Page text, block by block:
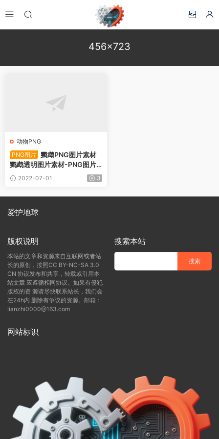
456×723
动物PNG
PNG图片 鹦鹉PNG图片素材
鹦鹉透明图片素材-PNG图片9
6548下载
2022-07-01 3
爱护地球
版权说明
本站的文章和资源来自互联网或者站
长的原创，按照CC BY-NC-SA 3.0
CN 协议发布和共享，转载或引用本
站文章 应遵循相同协议。如果有侵犯
版权的资 源请尽快联系站长，我们会
在24h内 删除有争议的资源。邮箱：
lianzhi0000@163.com
搜索本站
网站标识